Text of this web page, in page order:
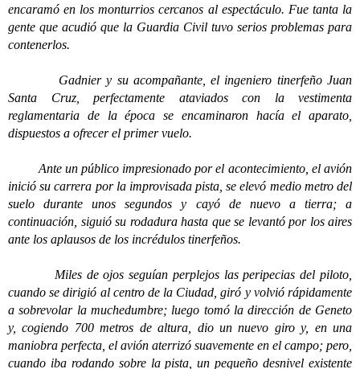
encaramó en los monturrios cercanos al espectáculo. Fue tanta la
gente que acudió que la Guardia Civil tuvo serios problemas para
contenerlos.
Gadnier y su acompañante, el ingeniero tinerfeño Juan
Santa Cruz, perfectamente ataviados con la vestimenta
reglamentaria de la época se encaminaron hacía el aparato,
dispuestos a ofrecer el primer vuelo.
Ante un público impresionado por el acontecimiento, el avión
inició su carrera por la improvisada pista, se elevó medio metro del
suelo durante unos segundos y cayó de nuevo a tierra; a
continuación, siguió su rodadura hasta que se levantó por los aires
ante los aplausos de los incrédulos tinerfeños.
Miles de ojos seguían perplejos las peripecias del piloto,
cuando se dirigió al centro de la Ciudad, giró y volvió rápidamente
a sobrevolar la muchedumbre; luego tomó la dirección de Geneto
y, cogiendo 700 metros de altura, dio un nuevo giro y, en una
maniobra perfecta, el avión aterrizó suavemente en el campo; pero,
cuando iba rodando sobre la pista, un pequeño desnivel existente